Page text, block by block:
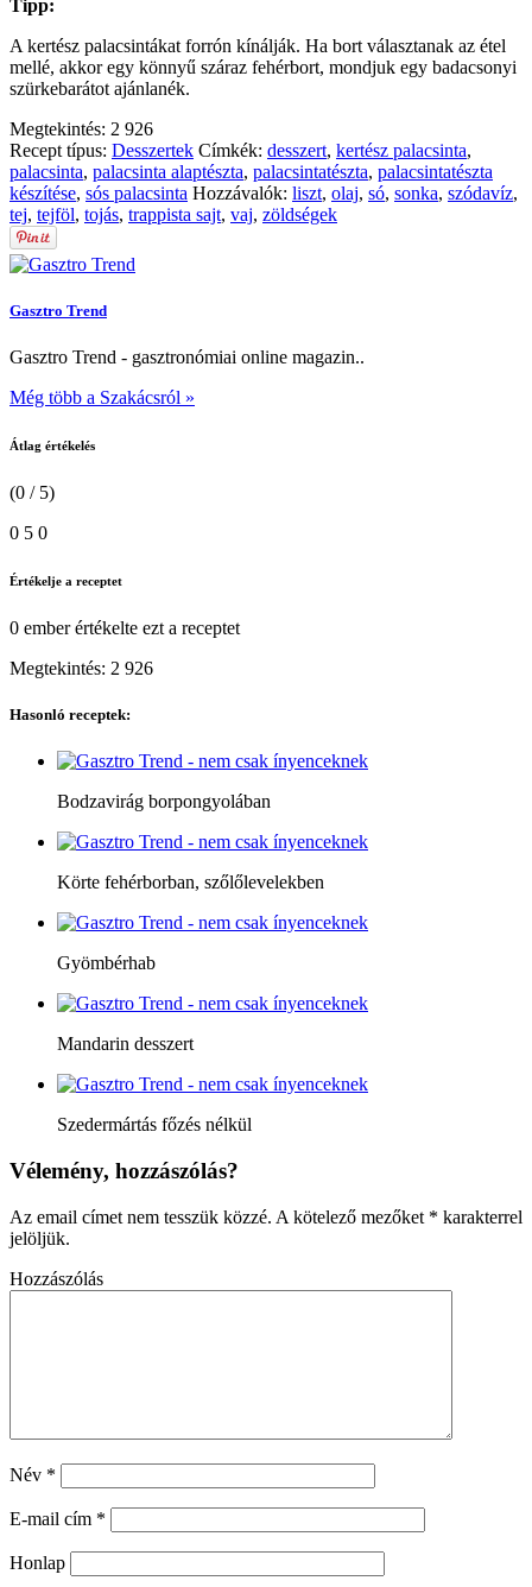
Tipp:
A kertész palacsintákat forrón kínálják. Ha bort választanak az étel
mellé, akkor egy könnyű száraz fehérbort, mondjuk egy badacsonyi
szürkebarátot ajánlanék.
Megtekintés: 2 926
Recept típus: Desszertek Címkék: desszert, kertész palacsinta,
palacsinta, palacsinta alaptészta, palacsintatészta, palacsintatészta
készítése, sós palacsinta Hozzávalók: liszt, olaj, só, sonka, szódavíz,
tej, tejföl, tojás, trappista sajt, vaj, zöldségek
Gasztro Trend
Gasztro Trend - gasztronómiai online magazin..
Még több a Szakácsról »
Átlag értékelés
(0 / 5)
0 5 0
Értékelje a receptet
0 emberértékelte ezt a receptet
Megtekintés: 2 926
Hasonló receptek:
Bodzavirág borpongyolában
Körte fehérborban, szőlőlevelekben
Gyömbérhab
Mandarin desszert
Szedermártás főzés nélkül
Vélemény, hozzászólás?
Az email címet nem tesszük közzé. A kötelező mezőket * karakterrel
jelöljük.
Hozzászólás
Név *
E-mail cím *
Honlap